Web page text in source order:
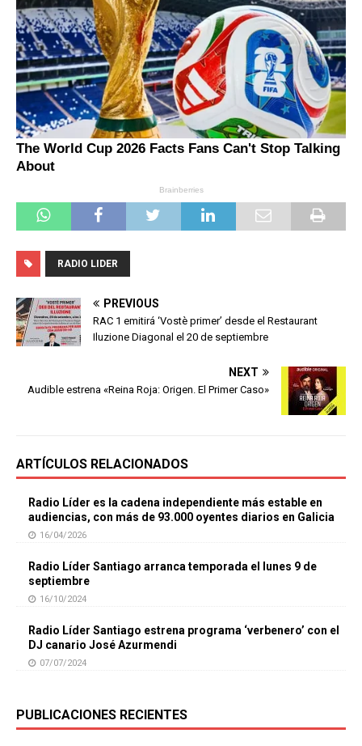
RADIO LIDER
PREVIOUS
RAC 1 emitirá ‘Vostè primer’ desde el Restaurant
Iluzione Diagonal el 20 de septiembre
NEXT
Audible estrena «Reina Roja: Origen. El Primer Caso»
ARTÍCULOS RELACIONADOS
Radio Líder es la cadena independiente más estable en
audiencias, con más de 93.000 oyentes diarios en Galicia
16/04/2026
Radio Líder Santiago arranca temporada el lunes 9 de
septiembre
16/10/2024
Radio Líder Santiago estrena programa ‘verbenero’ con el
DJ canario José Azurmendi
07/07/2024
PUBLICACIONES RECIENTES